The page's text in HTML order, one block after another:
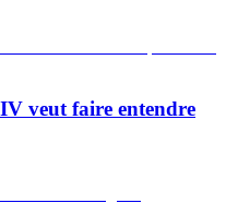
veut faire entendre